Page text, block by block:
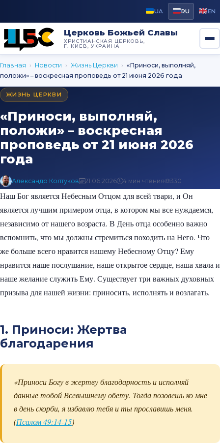
UA RU EN
Церковь Божьей Славы
ХРИСТИАНСКАЯ ЦЕРКОВЬ,
Г. КИЕВ, УКРАИНА
Главная › Новости › Жизнь Церкви › «Приноси, выполняй,
положи» – воскресная проповедь от 21 июня 2026 года
ЖИЗНЬ ЦЕРКВИ
«Приноси, выполняй,
положи» – воскресная
проповедь от 21 июня 2026
года
Александр Колтуков 21.06.2026 4 мин чтения 330
Наш Бог является Небесным Отцом для всей твари, и Он
является лучшим примером отца, в котором мы все нуждаемся,
независимо от нашего возраста. В День отца особенно важно
вспомнить, что мы должны стремиться походить на Него. Что
же больше всего нравится нашему Небесному Отцу? Ему
нравится наше послушание, наше открытое сердце, наша хвала и
наше желание служить Ему. Существует три важных духовных
призыва для нашей жизни: приносить, исполнять и возлагать.
1. Приноси: Жертва
благодарения
«Приноси Богу в жертву благодарность и исполняй
данные тобой Всевышнему обету. Тогда позовешь ко мне
в день скорби, я избавлю тебя и ты прославишь меня.
(Псалом 49:14-15)